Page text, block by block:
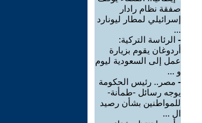
صفقة نظام رادار
إسرائيلي لمطار ليونارد
...
- الرئاسة التركية:
أردوغان يقوم بزيارة
عمل إلى السعودية ليوم
و ...
- مصر.. رئيس الحكومة
يوجه رسائل -طمأنة-
للمواطنين بشأن رصيد
ال ...